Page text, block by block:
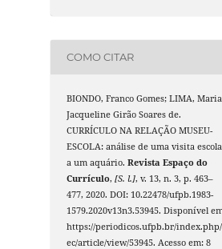
COMO CITAR
BIONDO, Franco Gomes; LIMA, Maria
Jacqueline Girão Soares de.
CURRÍCULO NA RELAÇÃO MUSEU-
ESCOLA: análise de uma visita
a um aquário.Revista Espaço do
Currículo,[S. l.], v. 13, n. 3, p. 463–
477, 2020. DOI: 10.22478/ufpb.1983-
1579.2020v13n3.53945. Disponível
https://periodicos.ufpb.br/
ec/article/view/53945. Acesso em: 8